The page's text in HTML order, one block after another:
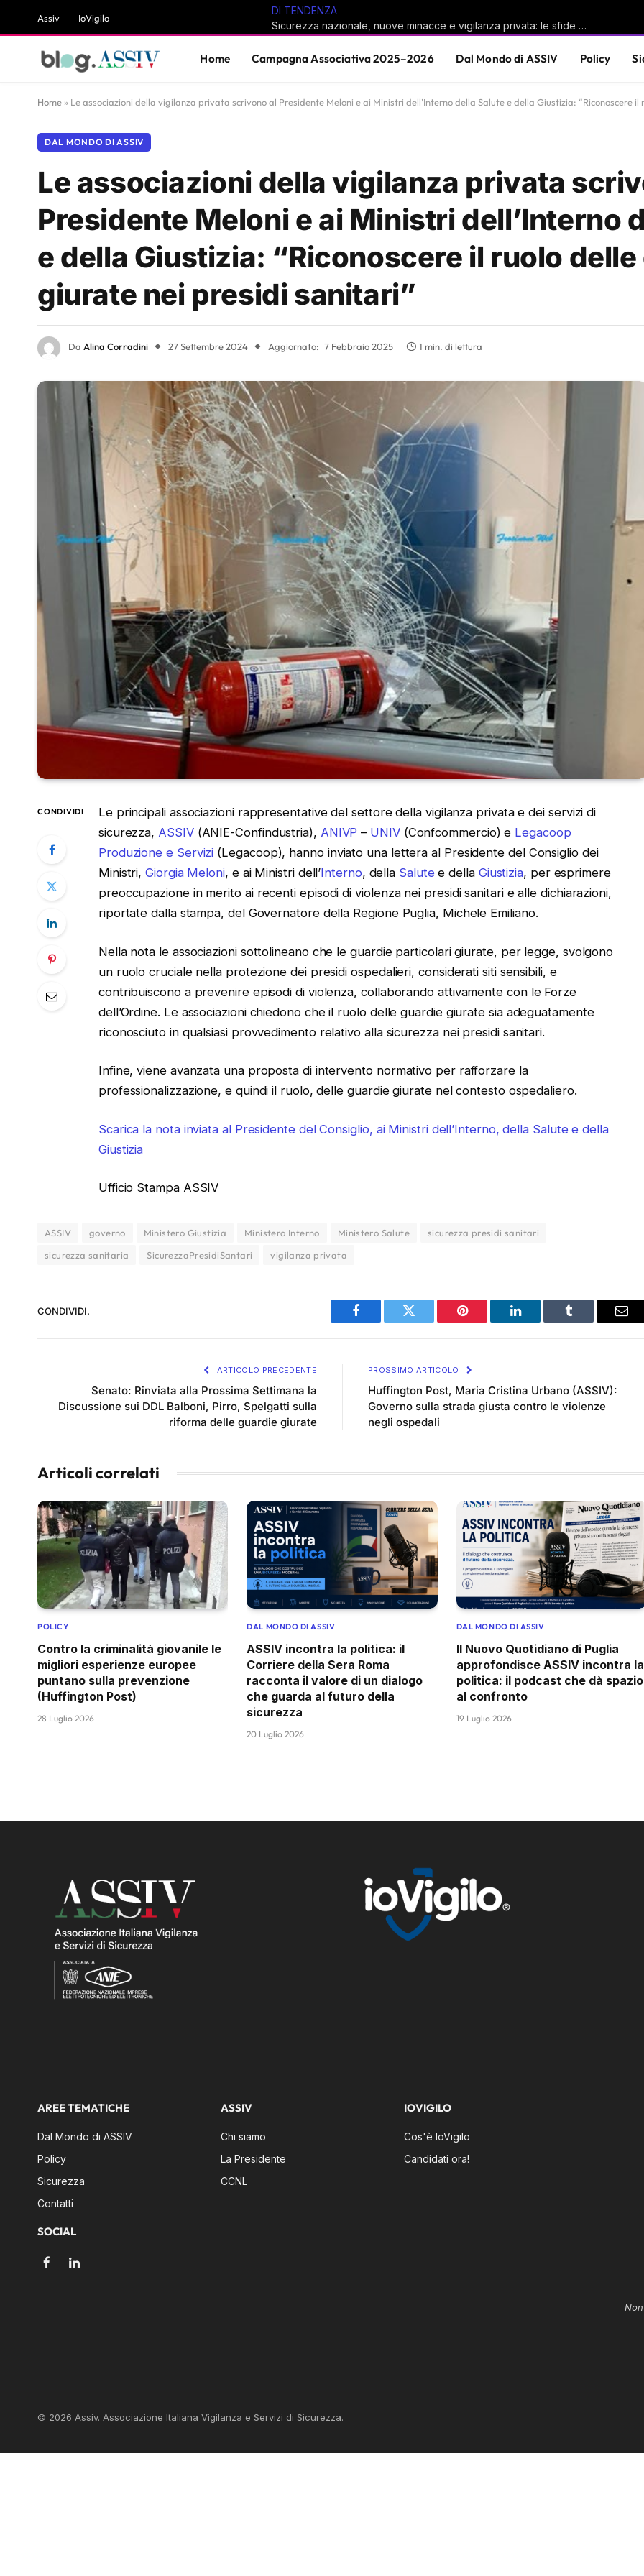
Assiv IoVigilo
DI TENDENZA
Sicurezza nazionale, nuove minacce e vigilanza privata: le sfide del sistema Paese
Home Campagna Associativa 2025–2026 Dal Mondo di ASSIV Policy
Home » Le associazioni della vigilanza privata scrivono al Presidente Meloni e ai Ministri dell’Interno della Salute e della Giustizia: “Riconoscere
DAL MONDO DI ASSIV
Le associazioni della vigilanza privata
Presidente Meloni e ai Ministri dell’Interno
e della Giustizia: “Riconoscere il ruolo
giurate nei presidi sanitari”
Da Alina Corradini 27 Settembre 2024 Aggiornato: 7 Febbraio 2025 1 min. di lettura
CONDIVIDI
Le principali associazioni rappresentative del settore della vigilanza privata e dei servizi di
sicurezza, ASSIV(ANIE-Confindustria), ANIVP – UNIV (Confcommercio) e Legacoop
Produzione e Servizi (Legacoop), hanno inviato una lettera al Presidente del Consiglio dei
Ministri,Giorgia Meloni, e ai Ministri dell’Interno, della Salutee dellaGiustizia, per esprimere
preoccupazione in merito ai recenti episodi di violenza nei presidi sanitari e alle dichiarazioni,
riportate dalla stampa, del Governatore della Regione Puglia, Michele Emiliano.
Nella nota le associazioni sottolineano che le guardie particolari giurate, per legge, svolgono
un ruolo cruciale nella protezione dei presidi ospedalieri, considerati siti sensibili, e
contribuiscono a prevenire episodi di violenza, collaborando attivamente con le Forze
dell’Ordine. Le associazioni chiedono che il ruolo delle guardie giurate sia adeguatamente
riconosciuto in qualsiasi provvedimento relativo alla sicurezza nei presidi sanitari.
Infine, viene avanzata una proposta di intervento normativo per rafforzare la
professionalizzazione, e quindi il ruolo, delle guardie giurate nel contesto ospedaliero.
Scarica la nota inviata al Presidente del Consiglio, ai Ministri dell’Interno, della Salute e della
Giustizia
Ufficio Stampa ASSIV
ASSIV governo Ministero Giustizia Ministero Interno Ministero Salute
sicurezza presidi sanitari
sicurezza sanitaria
SicurezzaPresidiSantari vigilanza privata
CONDIVIDI.
Facebook Twitter Pinterest LinkedIn Tumblr
ARTICOLO PRECEDENTE
Senato: Rinviata alla Prossima Settimana la
Discussione sui DDL Balboni, Pirro, Spelgatti sulla
riforma delle guardie giurate
PROSSIMO ARTICOLO
Huffington Post, Maria Cristina Urbano (ASSIV):
Governo sulla strada giusta contro le violenze
negli ospedali
Articoli correlati
POLICY
Contro la criminalità giovanile le
migliori esperienze europee
puntano sulla prevenzione
(Huffington Post)
28 Luglio 2026
DAL MONDO DI ASSIV
ASSIV incontra la politica: il
Corriere della Sera Roma
racconta il valore di un dialogo
che guarda al futuro della
sicurezza
20 Luglio 2026
DAL MONDO DI ASSIV
Il Nuovo Quotidiano di Puglia
approfondisce ASSIV incontra la
politica: il podcast che dà spazio
al confronto
19 Luglio 2026
AREE TEMATICHE
Dal Mondo di ASSIV
Policy
Sicurezza
Contatti
SOCIAL
FacebookLinkedIn
ASSIV
Chi siamo
La Presidente
CCNL
IOVIGILO
Cos'è IoVigilo
Candidati ora!
© 2026 Assiv. Associazione Italiana Vigilanza e Servizi di Sicurezza.